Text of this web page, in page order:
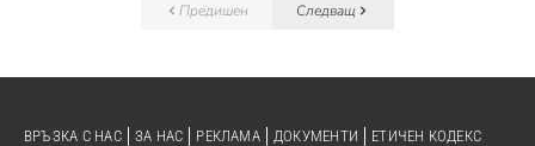
Предишен Следващ
ВРЪЗКА С НАС ЗА НАС РЕКЛАМА ДОКУМЕНТИ ЕТИЧЕН КОДЕКС